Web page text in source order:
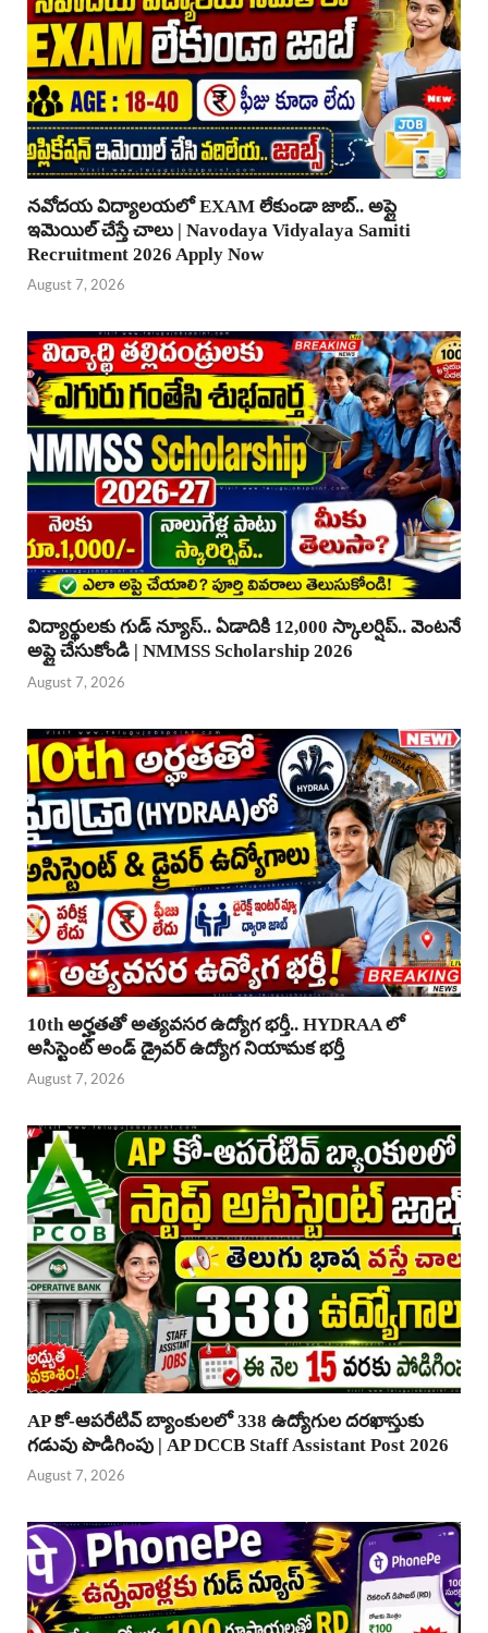
నవోదయ విద్యాలయలో EXAM లేకుండా జాబ్.. అప్లై
ఇమెయిల్ చేస్తే చాలు | Navodaya Vidyalaya Samiti
Recruitment 2026 Apply Now
August 7, 2026
విద్యార్థులకు గుడ్ న్యూస్.. ఏడాదికి 12,000 స్కాలర్షిప్.. వెంటనే
అప్లై చేసుకోండి | NMMSS Scholarship 2026
August 7, 2026
10th అర్హతతో అత్యవసర ఉద్యోగ భర్తీ.. HYDRAA లో
అసిస్టెంట్ అండ్ డ్రైవర్ ఉద్యోగ నియామక భర్తీ
August 7, 2026
AP కో-ఆపరేటివ్ బ్యాంకులలో 338 ఉద్యోగుల దరఖాస్తుకు
గడువు పొడిగింపు | AP DCCB Staff Assistant Post 2026
August 7, 2026